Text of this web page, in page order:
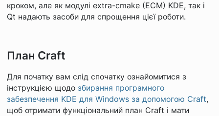
кроком, але як модулі extra-cmake (ECM) KDE, так і
Qt надають засоби для спрощення цієї роботи.
План Craft
Для початку вам слід спочатку ознайомитися з
інструкцією щодо збирання програмного
забезпечення KDE для Windows за допомогою Craft,
щоб отримати функціональний план Craft і мати